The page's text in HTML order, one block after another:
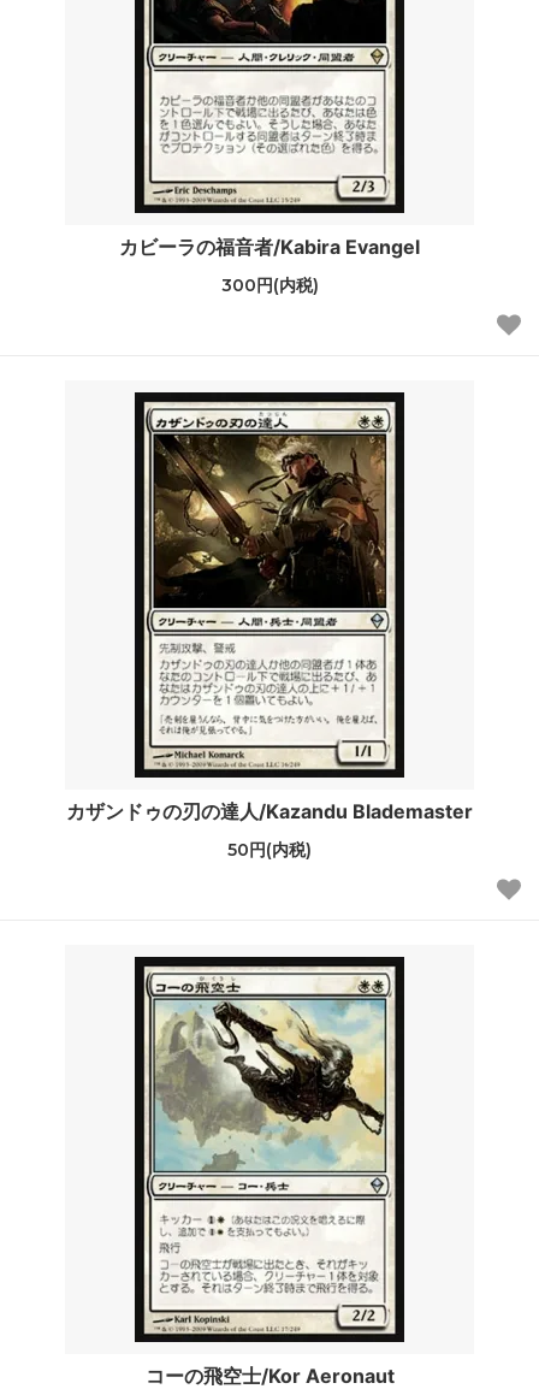
カビーラの福音者/Kabira Evangel
300円(内税)
カザンドゥの刃の達人/Kazandu Blademaster
50円(内税)
コーの飛空士/Kor Aeronaut